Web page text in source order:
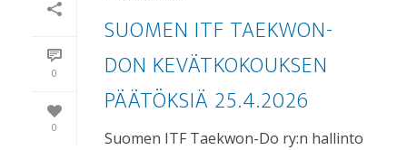
0
0
SUOMEN ITF TAEKWON-
DON KEVÄTKOKOUKSEN
PÄÄTÖKSIÄ 25.4.2026
Suomen ITF Taekwon-Do ry:n hallinto